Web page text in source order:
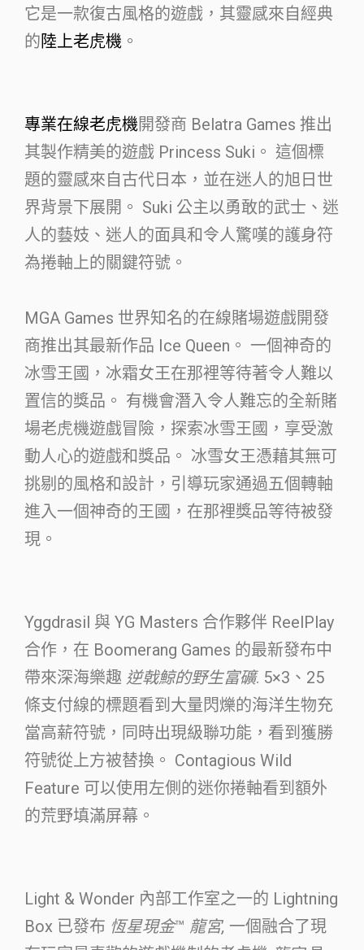
它是一款復古風格的遊戲，其靈感來自經典
的陸上老虎機 。
專業在線老虎機開發商 Belatra Games 推出
其製作精美的遊戲 Princess Suki。 這個標
題的靈感來自古代日本，並在迷人的旭日世
界背景下展開。 Suki 公主以勇敢的武士、迷
人的藝妓、迷人的面具和令人驚嘆的護身符
為捲軸上的關鍵符號。
MGA Games 世界知名的在線賭場遊戲開發
商推出其最新作品 Ice Queen。 一個神奇的
冰雪王國，冰霜女王在那裡等待著令人難以
置信的獎品。 有機會潛入令人難忘的全新賭
場老虎機遊戲冒險，探索冰雪王國，享受激
動人心的遊戲和獎品。 冰雪女王憑藉其無可
挑剔的風格和設計，引導玩家通過五個轉軸
進入一個神奇的王國，在那裡獎品等待被發
現。
Yggdrasil 與 YG Masters 合作夥伴 ReelPlay
合作，在 Boomerang Games 的最新發布中
帶來深海樂趣 逆戟鯨的野生富礦. 5×3、25
條支付線的標題看到大量閃爍的海洋生物充
當高薪符號，同時出現級聯功能，看到獲勝
符號從上方被替換。 Contagious Wild
Feature 可以使用左側的迷你捲軸看到額外
的荒野填滿屏幕。
Light & Wonder 內部工作室之一的 Lightning
Box 已發布 恆星現金™ 龍宮, 一個融合了現